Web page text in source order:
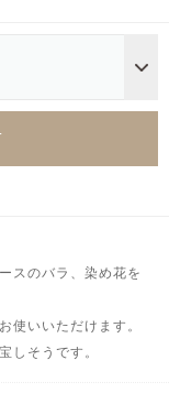
スのバラ、染め花を
使いいただけます。
しそうです。